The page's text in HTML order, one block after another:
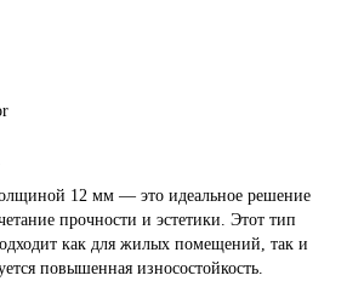
12 мм — это идеальное решение
прочности и эстетики. Этот тип
как для жилых помещений, так и
повышенная износостойкость.